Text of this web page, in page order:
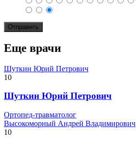
Еще врачи
Шуткин Юрий Петрович
10
Шуткин Юрий Петрович
Ортопед-травматолог
Высокоморный Андрей Владимирович
10